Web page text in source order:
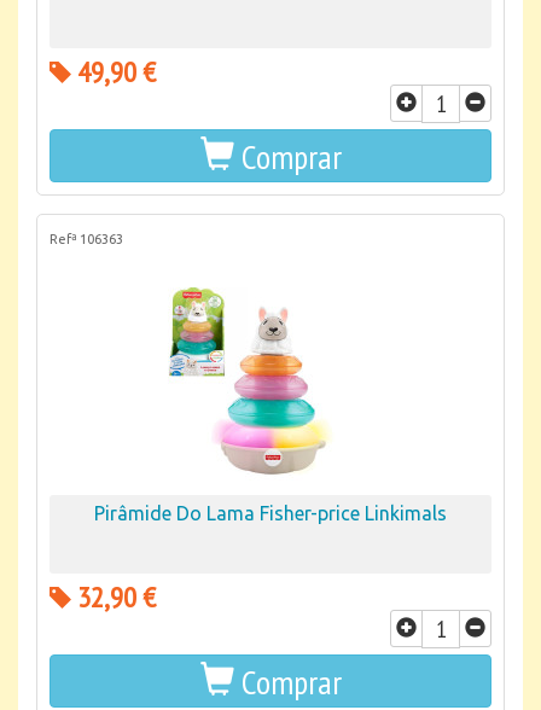
49,90 €
Comprar
Refª 106363
Pirâmide Do Lama Fisher-price Linkimals
32,90 €
Comprar